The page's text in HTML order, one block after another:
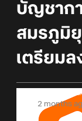
บัญชาก
สมรภูมิยุ
เตรียมล
Online
2 months